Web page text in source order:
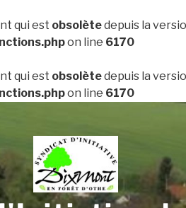
qui est obsolètedepuis la
on line 6170
qui est obsolètedepuis la
on line 6170